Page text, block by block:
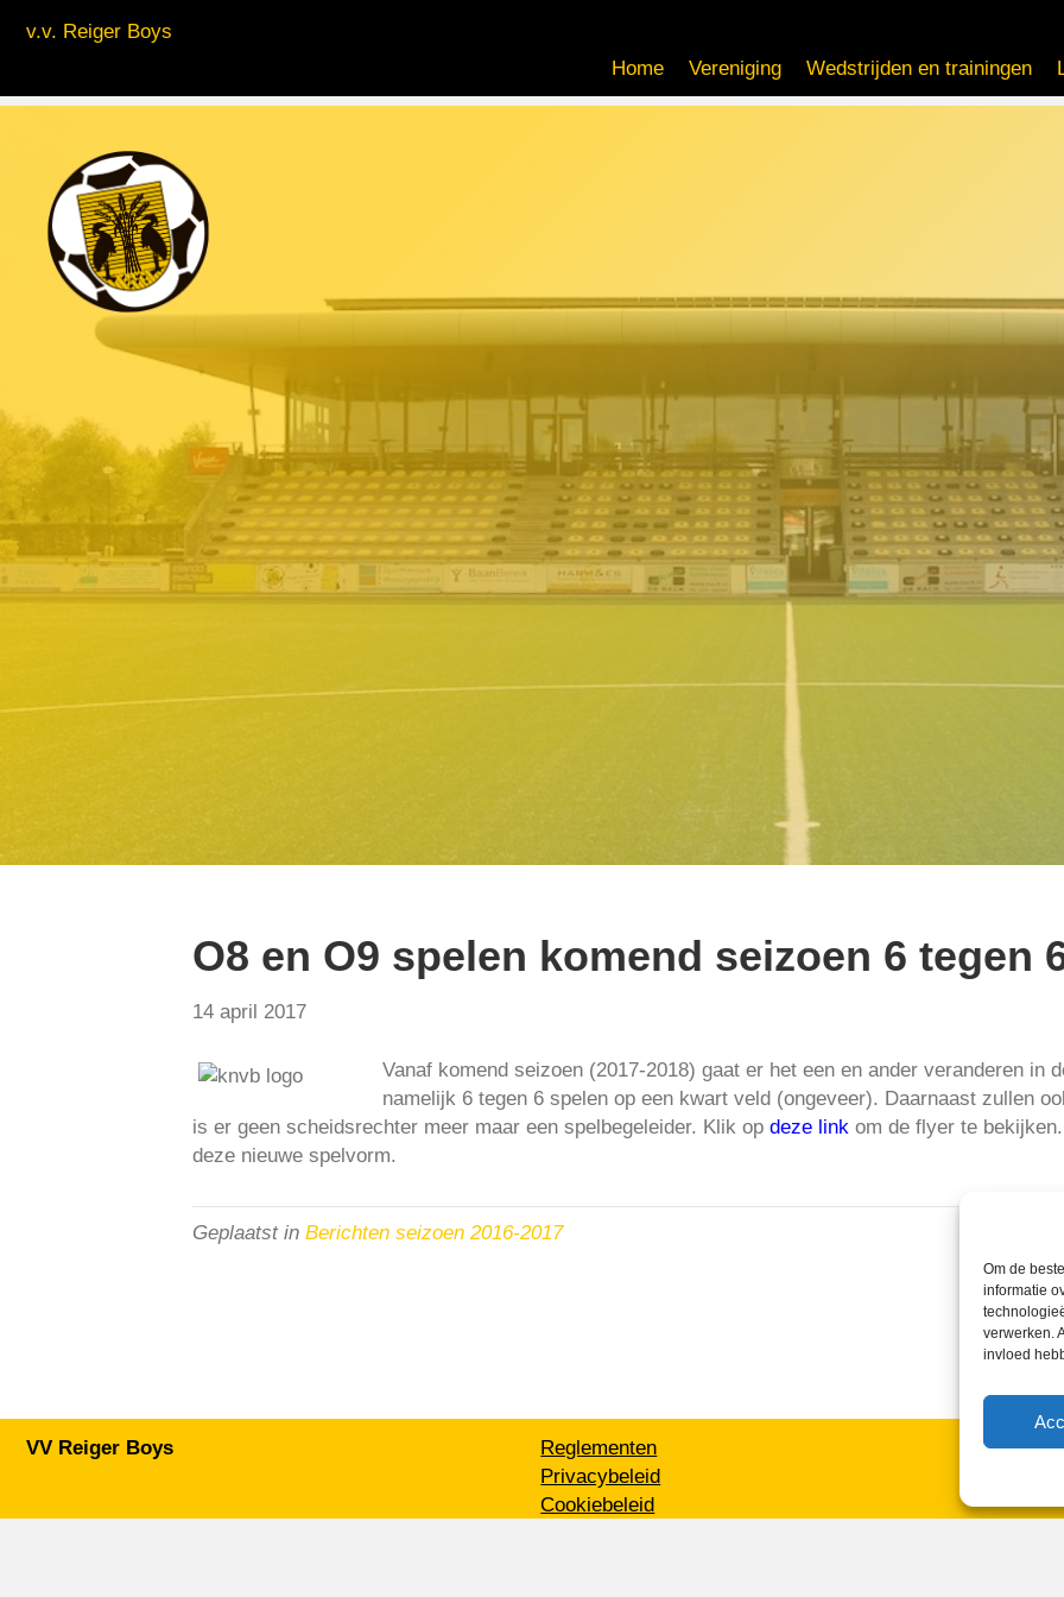
Om de
informatie
verwerken.
invloed
v.v. Reiger Boys
Home
Vereniging Wedstrijden en trainingen
O8 en O9 spelen komend seizoen 6 tegen
14 april 2017
Vanaf komend seizoen (2017-2018) gaat er het een en ander veranderen in
namelijk 6 tegen 6 spelen op een kwart veld (ongeveer). Daarnaast zullen
is er geen scheidsrechter meer maar een spelbegeleider. Klik op deze link om de flyer te
deze nieuwe spelvorm.
Geplaatst in Berichten seizoen 2016-2017
VV Reiger Boys
Reglementen
Privacybeleid
Cookiebeleid